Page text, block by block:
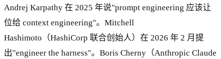
Andrej Karpathy 在 2025 年说"prompt engineering 应该让
位给 context engineering"。Mitchell
Hashimoto（HashiCorp 联合创始人）在 2026 年 2 月提
出"engineer the harness"。Boris Cherny（Anthropic Claude